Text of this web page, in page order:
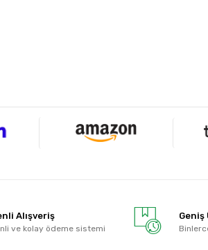
Alışveriş
ve kolay ödeme sistemi
Geniş